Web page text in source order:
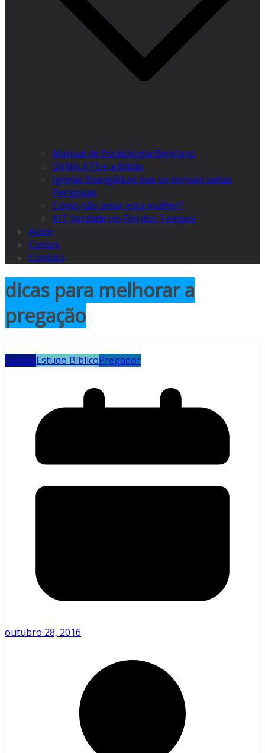
Manual de Escatologia Bereiano
OVNIs ETS e a Bíblia
Igrejas Evangélicas que se tornam seitas
Perigosas
Como não amar esta mulher?
KIT Verdade no Fim dos Tempos
Autor
Cursos
Contato
dicas para melhorar a
pregação
CursosEstudo BíblicoPregador
outubro 28, 2016